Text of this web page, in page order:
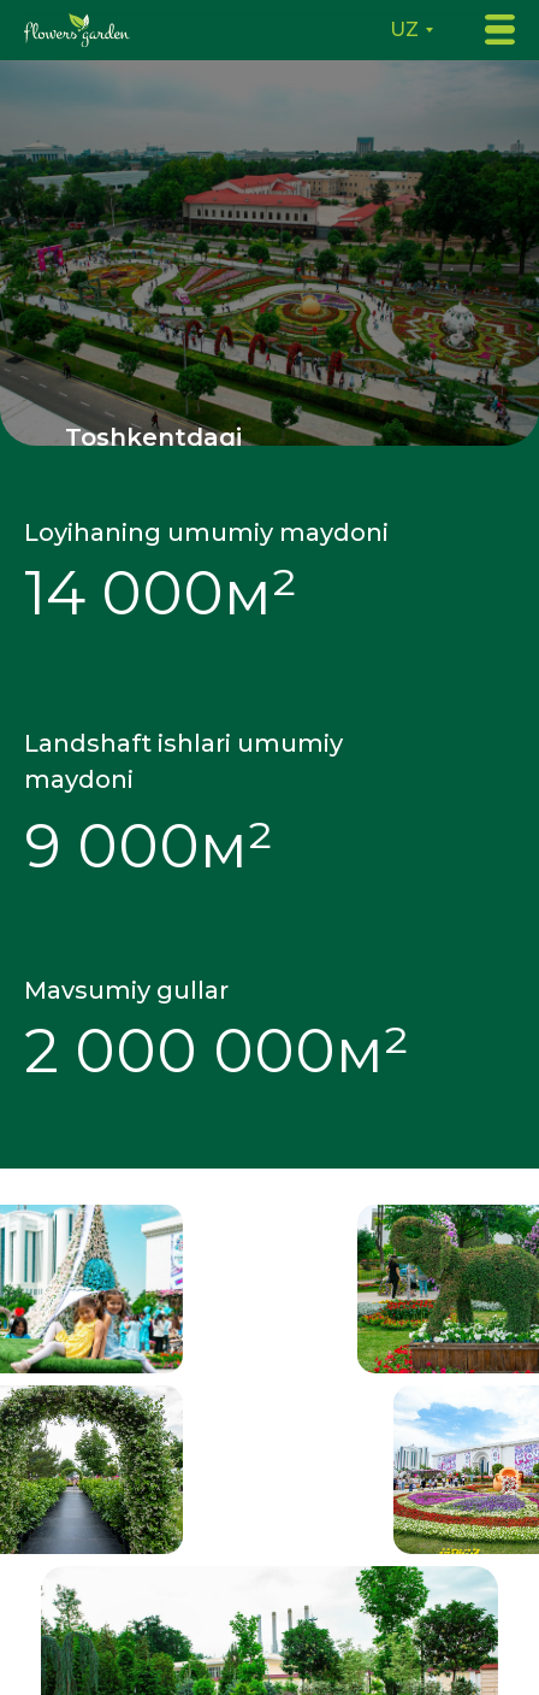
UZ
Toshkentdagi
loyihasi
2 000 000м²
9 000м²
14 000м²
Mavsumiy gullar
Landshaft ishlari umumiy
maydoni
Loyihaning umumiy maydoni